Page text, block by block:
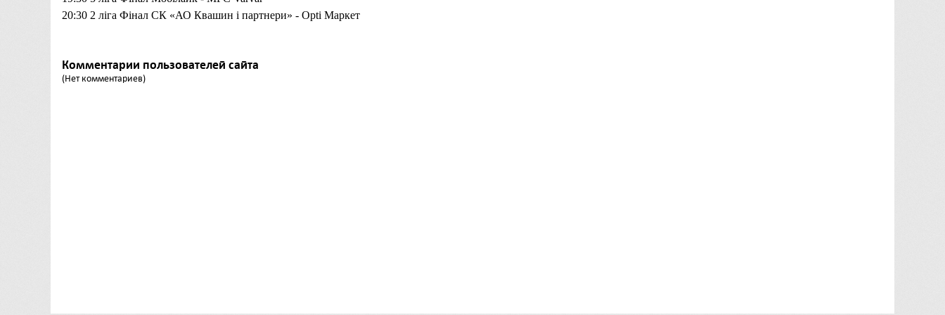
20:30 2 ліга Фінал СК «АО Квашин і партнери» - Opti Маркет
Комментарии пользователей сайта
(Нет комментариев)